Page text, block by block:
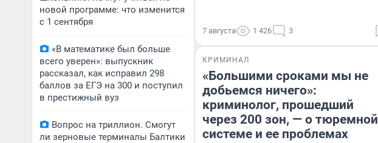
новой программе: что изменится
с 1 сентября
«В математике был больше
всего уверен»: выпускник
рассказал, как исправил 298
баллов за ЕГЭ на 300 и поступил
в престижный вуз
Вопрос на триллион. Смогут
ли зерновые терминалы Балтики
7 августа 1 426 3
КРИМИНАЛ
«Большими сроками мы не
добьемся ничего»:
криминолог, прошедший
через 200 зон, — о тюремной
системе и ее проблемах